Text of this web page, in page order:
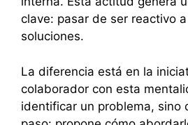
clave: pasar de ser reactivo
soluciones.
La diferencia está en la
colaborador con esta
identificar un problema, sino